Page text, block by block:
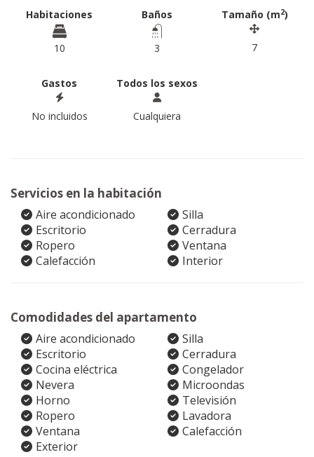
Habitaciones
10
Baños
3
Tamaño (m2)
7
Gastos
No incluidos
Todos los sexos
Cualquiera
Servicios en la habitación
Aire acondicionado
Silla
Escritorio
Cerradura
Ropero
Ventana
Calefacción
Interior
Comodidades del apartamento
Aire acondicionado
Silla
Escritorio
Cerradura
Cocina eléctrica
Congelador
Nevera
Microondas
Horno
Televisión
Ropero
Lavadora
Ventana
Calefacción
Exterior